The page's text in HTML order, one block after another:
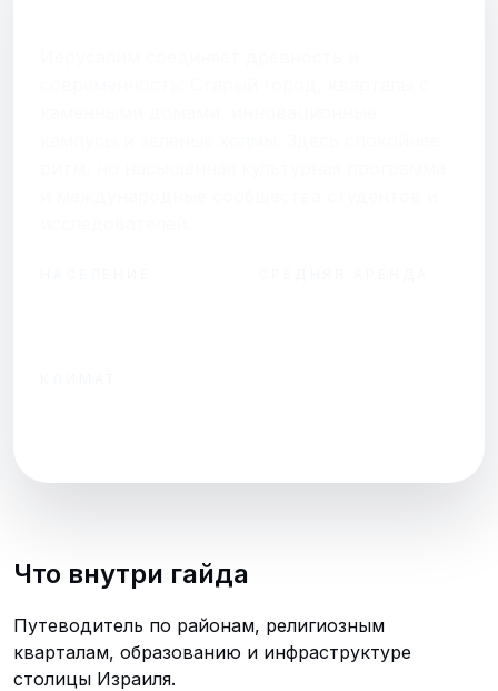
Что внутри гайда
Путеводитель по районам, религиозным
кварталам, образованию и инфраструктуре
столицы Израиля.